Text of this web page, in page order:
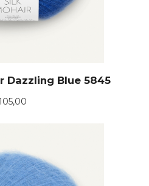
Dazzling Blue 5845